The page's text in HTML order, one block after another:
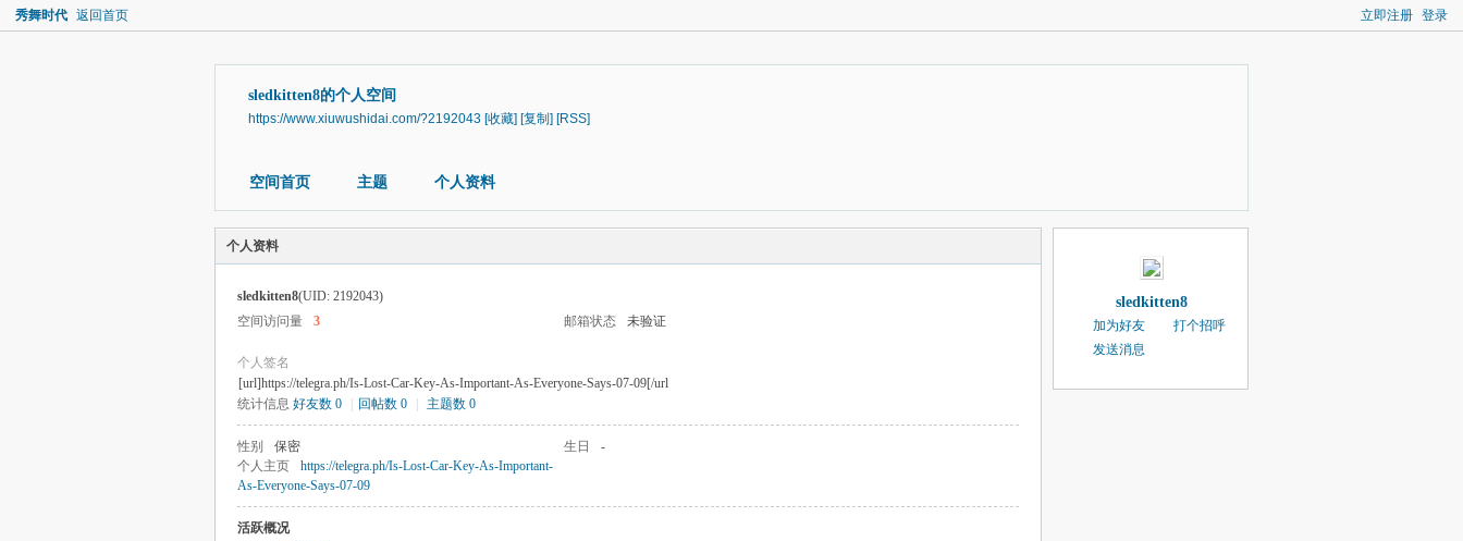
立即注册 登录
秀舞时代 返回首页
sledkitten8的个人空间
https://www.xiuwushidai.com/?2192043 [收藏] [复制] [RSS]
空间首页 主题 个人资料
个人资料
sledkitten8(UID: 2192043)
空间访问量
3 邮箱状态 未验证
个人签名
[url]https://telegra.ph/Is-Lost-Car-Key-As-Important-As-Everyone-Says-07-09[/url
统计信息 好友数 0 回帖数 0 主题数 0
性别 保密 生日
-
个人主页
https://telegra.ph/Is-Lost-Car-Key-As-Important-
As-Everyone-Says-07-09
活跃概况
sledkitten8
加为好友
打个招呼
发送消息